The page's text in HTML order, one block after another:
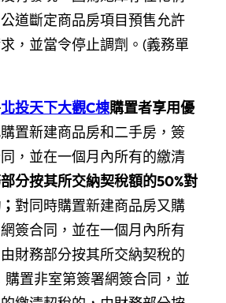
道斷定商品房項目預售允許
，並當令停止調劑。(義務單
北投天下大觀C棟購置者享用優
置新建商品房和二手房，簽
，並在一個月內所有的繳清
分按其所交納契稅額的50%對
對同時購置新建商品房又購
簽合同，並在一個月內所有
財務部分按其所交納契稅的
購置非室第簽署網簽合同，並